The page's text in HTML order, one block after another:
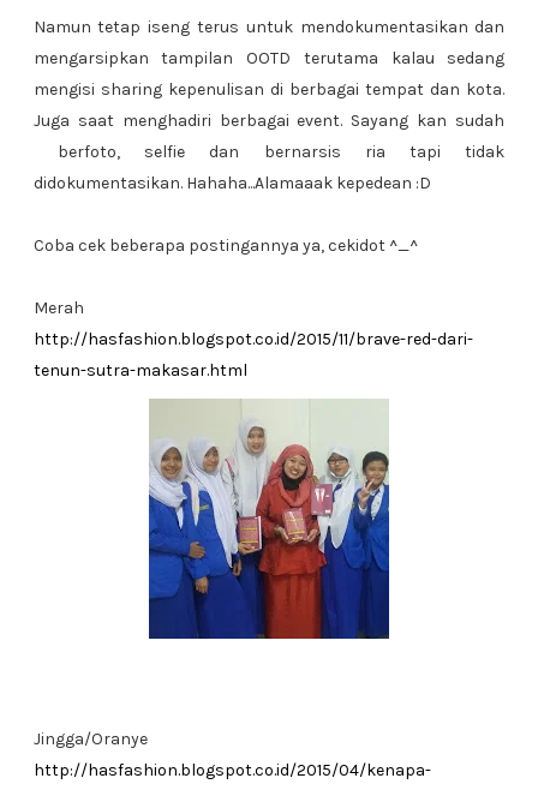
Namun tetap iseng terus untuk mendokumentasikan dan
mengarsipkan tampilan OOTD terutama kalau sedang
mengisi sharing kepenulisan di berbagai tempat dan kota.
Juga saat menghadiri berbagai event. Sayang kan sudah
berfoto, selfie dan bernarsis ria tapi tidak
didokumentasikan. Hahaha...Alamaaak kepedean :D
Coba cek beberapa postingannya ya, cekidot ^_^
Merah
http://hasfashion.blogspot.co.id/2015/11/brave-red-dari-
tenun-sutra-makasar.html
Jingga/Oranye
http://hasfashion.blogspot.co.id/2015/04/kenapa-